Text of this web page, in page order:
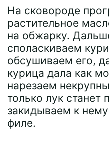
На сковороде
растительное
на обжарку.
споласкиваем
обсушиваем его,
курица дала как
нарезаем
только лук станет
закидываем к
филе.